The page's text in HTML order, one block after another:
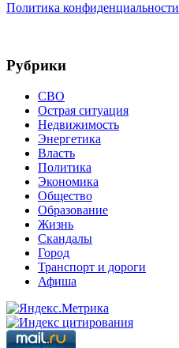
Политика конфиденциальности
Рубрики
СВО
Острая ситуация
Недвижимость
Энергетика
Власть
Политика
Экономика
Общество
Образование
Жизнь
Скандалы
Город
Транспорт и дороги
Афиша